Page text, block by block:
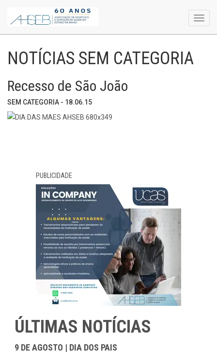
NOTÍCIAS SEM CATEGORIA
Recesso de São João
SEM CATEGORIA - 18.06.15
PUBLICIDADE
ÚLTIMAS NOTÍCIAS
9 DE AGOSTO | DIA DOS PAIS